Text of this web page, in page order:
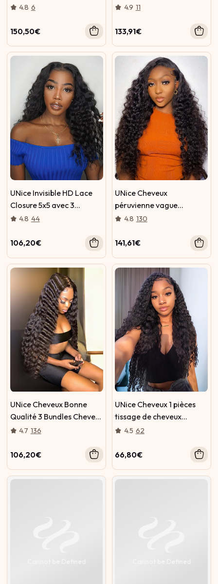
Deep Wave Humain
Cheveux
4.8 6
150,50€
Libre HD Lace Closure
Cheveux
4.9 11
133,91€
UNice Invisible HD Lace
Closure 5x5 avec 3
Paquets Deep Wave
Cheveux
4.8 44
106,20€
UNice Cheveux
péruvienne vague
profonde des cheveux
4.8 130
141,61€
UNice Cheveux Bonne
Qualité 3 Bundles Cheveux
Vierges Humains Pas Cher
4.7 136
106,20€
UNice Cheveux 1 pièces
tissage de cheveux
vierges humains Deep
4.5 62
66,80€